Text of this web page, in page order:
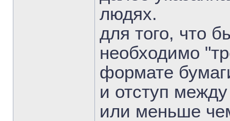
людях.
для того, что
необходимо
формате
и отступ
или меньше